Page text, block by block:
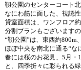
靱公園のセンターコート
なにわ筋に面した、視認
貸室面積は、ワンフロア約
分割プランもございます
“靭公園”は、東西約800m
ほぼ中央を南北に通る“な
春には桜のお花見、5月・
と、四季折々に彩られる